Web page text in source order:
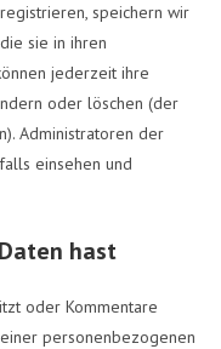
speichern wir
sie in ihren
jederzeit ihre
oder löschen (der
Administratoren der
einsehen und
hast
oder Kommentare
personenbezogenen